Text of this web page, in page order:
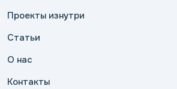
Проекты изнутри
Статьи
О нас
Контакты